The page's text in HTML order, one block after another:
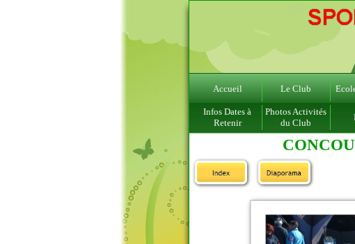
Accueil Le Club
Infos Dates à
Retenir
Photos Activités
du Club